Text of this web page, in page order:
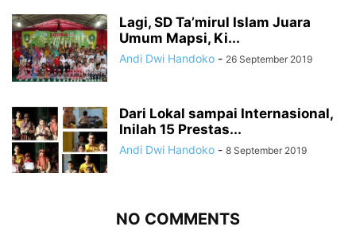
Lagi, SD Ta’mirul Islam Juara
Umum Mapsi, Ki...
Andi Dwi Handoko - 26 September 2019
Dari Lokal sampai Internasional,
Inilah 15 Prestas...
Andi Dwi Handoko - 8 September 2019
NO COMMENTS